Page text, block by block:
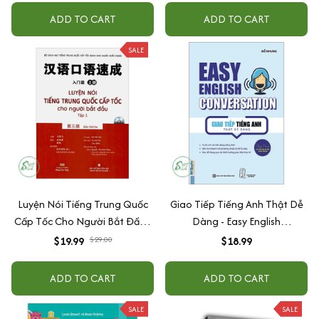
Giao tiếp tiếng Anh như người
ADD TO CART
nhớ siêu tốc từ vựng tiếng Hàn
ADD TO CART
SALE
Luyện Nói Tiếng Trung Quốc
Cấp Tốc Cho Người Bắt Đầu -
Tập 1 (Kèm file MP3)
$19.99 $29.00
ADD TO CART
Giao Tiếp Tiếng Anh Thật Dễ
Dàng - Easy English
Conversation (Tái Bản 2020)
$18.99
ADD TO CART
SALE SALE